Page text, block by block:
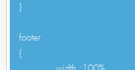
}
footer
{
width :100%